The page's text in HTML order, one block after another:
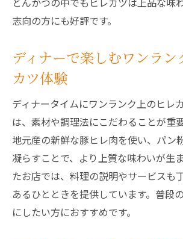
志向の方にも好評です。
ディナーで楽しむワンラン
カツ体験
ディナータイムにワンランク上のヒレ
は、素材や調理法にこだわることが重
地元産の新鮮な豚ヒレ肉を使い、パン
凝らすことで、より上質な味わいが生
たお店では、料理の説明やサービスも
あるひとときを提供しています。普段
にしたい方におすすめです。